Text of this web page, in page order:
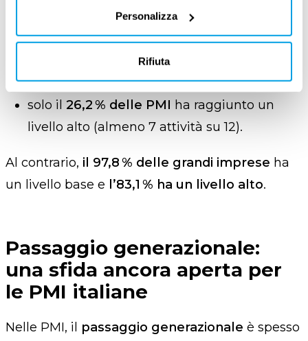
Personalizza
Rifiuta
% delle PMI(aziende con 10-249
addetti) ha raggiunto un livellobasedi
digitalizzazione (almeno 4 attività digitali su
12);
solo il 26,2% delle PMI ha raggiunto un
livello alto (almeno 7 attività su 12).
Al contrario, il 97,8% delle grandi imprese ha
un livello base e l’83,1 % ha un livello alto.
Passaggio generazionale:
una sfida ancora aperta per
le PMI italiane
Nelle PMI, il passaggio generazionale è spesso